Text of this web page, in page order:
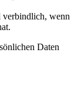
verbindlich, wenn
Daten